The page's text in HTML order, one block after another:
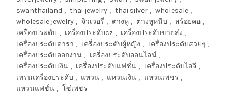
swanthailand , thai jewelry , thai silver , wholesale ,
wholesale jewelry , จิวเวอรี่ , ต่างหู , ต่างหูหนีบ , สร้อยคอ ,
เครื่องประดับ , เครื่องประดับcz , เครื่องประดับขายส่ง ,
เครื่องประดับดารา , เครื่องประดับผู้หญิง , เครื่องประดับสวยๆ ,
เครื่องประดับออกงาน , เครื่องประดับออนไลน์ ,
เครื่องประดับเงิน , เครื่องประดับแฟชั่น , เครื่องประดับไอจี ,
เทรนเครื่องประดับ , แหวน , แหวนเงิน , แหวนเพชร ,
แหวนแฟชั่น , โซ่เพชร